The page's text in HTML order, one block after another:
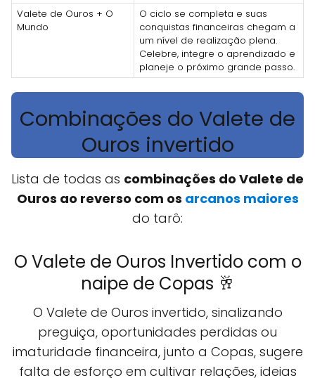
Valete de Ouros + O
Mundo
O ciclo se completa e suas
conquistas financeiras chegam a
um nível de realização plena.
Celebre, integre o aprendizado e
planeje o próximo grande passo.
Combinações do Valete de
Ouros invertido
Lista de todas as combinações do Valete de
Ouros ao reverso com os arcanos maiores
do tarô:
O Valete de Ouros Invertido com o
naipe de Copas 🥂
O Valete de Ouros invertido, sinalizando
preguiça, oportunidades perdidas ou
imaturidade financeira, junto a Copas, sugere
falta de esforço em cultivar relações, ideias